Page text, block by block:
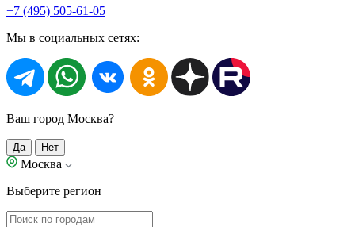
+7 (495) 505-61-05
Мы в социальных сетях:
Ваш город Москва?
Да Нет
Москва
Выберите регион